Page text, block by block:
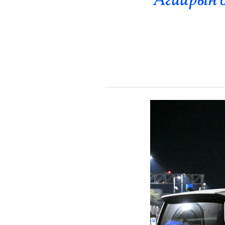
Эрүүл Мэнд
Энтертайнмент